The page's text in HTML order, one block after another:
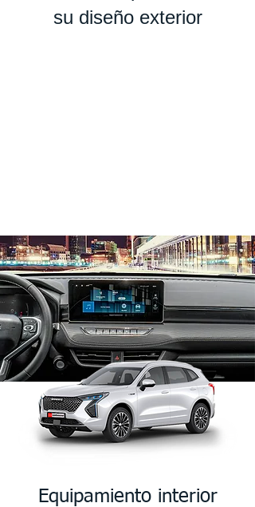
su diseño exterior
Equipamiento interior